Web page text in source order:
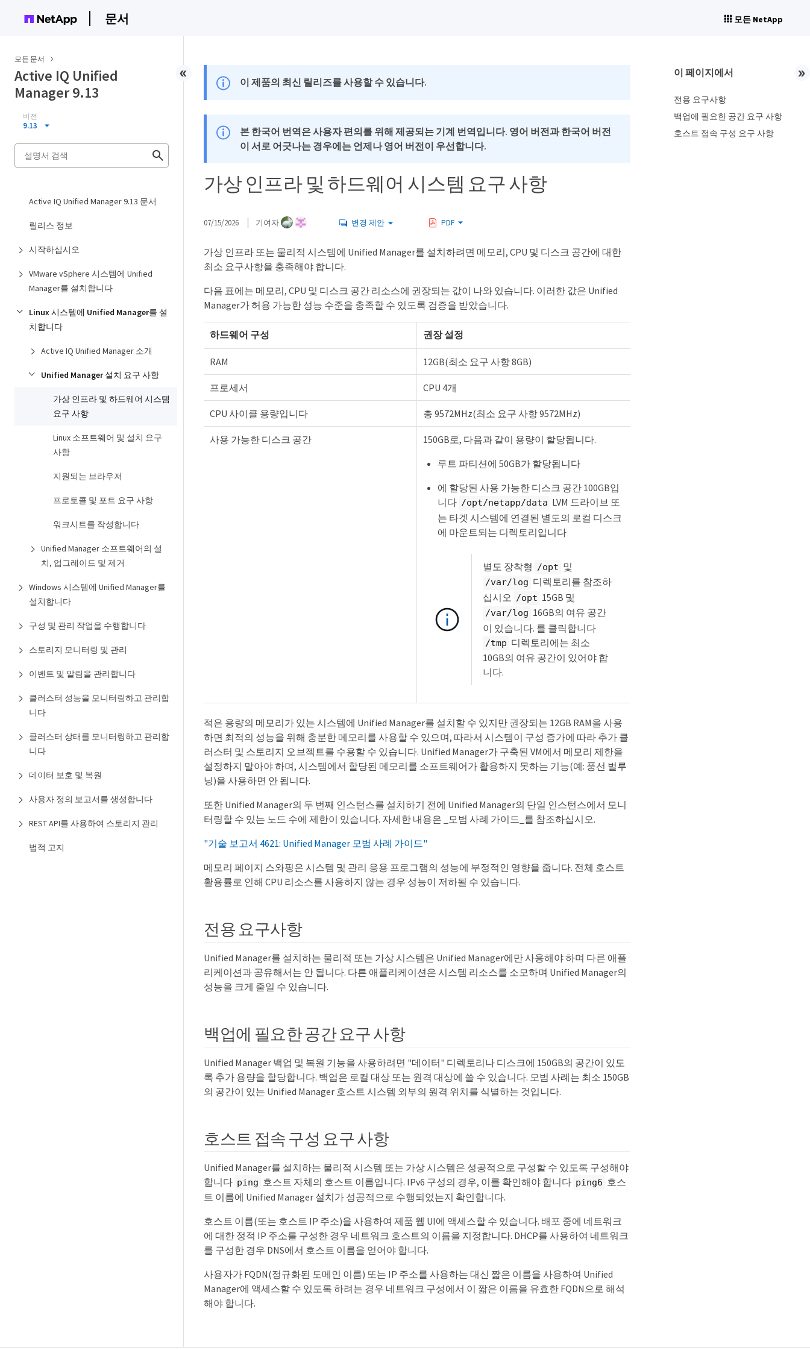
문서 모든 NetApp
모든 문서
Active IQ Unified
Manager 9.13
버전
9.13
Active IQ Unified Manager 9.13 문서
릴리스 정보
시작하십시오
VMware vSphere 시스템에 Unified
Manager를 설치합니다
Linux 시스템에 Unified Manager를 설
치합니다
Active IQ Unified Manager 소개
Unified Manager 설치 요구 사항
가상 인프라 및 하드웨어 시스템
요구 사항
Linux 소프트웨어 및 설치 요구
사항
지원되는 브라우저
프로토콜 및 포트 요구 사항
워크시트를 작성합니다
Unified Manager 소프트웨어의 설
치, 업그레이드 및 제거
Windows 시스템에 Unified Manager를
설치합니다
구성 및 관리 작업을 수행합니다
스토리지 모니터링 및 관리
이벤트 및 알림을 관리합니다
클러스터 성능을 모니터링하고 관리합
니다
클러스터 상태를 모니터링하고 관리합
니다
데이터 보호 및 복원
사용자 정의 보고서를 생성합니다
REST API를 사용하여 스토리지 관리
법적 고지
이 제품의 최신 릴리즈를 사용할 수 있습니다.
본 한국어 번역은 사용자 편의를 위해 제공되는 기계 번역입니다. 영어 버전과 한국어 버전
이 서로 어긋나는 경우에는 언제나 영어 버전이 우선합니다.
가상 인프라 및 하드웨어 시스템 요구 사항
07/15/2026 기여자 변경 제안 PDF
가상 인프라 또는 물리적 시스템에 Unified Manager를 설치하려면 메모리, CPU 및 디스크 공간에 대한
최소 요구사항을 충족해야 합니다.
다음 표에는 메모리, CPU 및 디스크 공간 리소스에 권장되는 값이 나와 있습니다. 이러한 값은 Unified
Manager가 허용 가능한 성능 수준을 충족할 수 있도록 검증을 받았습니다.
하드웨어 구성 권장 설정
RAM 12GB(최소 요구 사항 8GB)
프로세서 CPU 4개
CPU 사이클 용량입니다 총 9572MHz(최소 요구 사항 9572MHz)
사용 가능한 디스크 공간
150GB로, 다음과 같이 용량이 할당됩니다.
루트 파티션에 50GB가 할당됩니다
에 할당된 사용 가능한 디스크 공간 100GB입
니다 /opt/netapp/data LVM 드라이브 또
는 타겟 시스템에 연결된 별도의 로컬 디스크
에 마운트되는 디렉토리입니다
별도 장착형 /opt 및
/var/log 디렉토리를 참조하
십시오 /opt 15GB 및
/var/log 16GB의 여유 공간
이 있습니다. 를 클릭합니다
/tmp 디렉토리에는 최소
10GB의 여유 공간이 있어야 합
니다.
적은 용량의 메모리가 있는 시스템에 Unified Manager를 설치할 수 있지만 권장되는 12GB RAM을 사용
하면 최적의 성능을 위해 충분한 메모리를 사용할 수 있으며, 따라서 시스템이 구성 증가에 따라 추가 클
러스터 및 스토리지 오브젝트를 수용할 수 있습니다. Unified Manager가 구축된 VM에서 메모리 제한을
설정하지 말아야 하며, 시스템에서 할당된 메모리를 소프트웨어가 활용하지 못하는 기능(예: 풍선 벌루
닝)을 사용하면 안 됩니다.
또한 Unified Manager의 두 번째 인스턴스를 설치하기 전에 Unified Manager의 단일 인스턴스에서 모니
터링할 수 있는 노드 수에 제한이 있습니다. 자세한 내용은 _모범 사례 가이드_를 참조하십시오.
"기술 보고서 4621: Unified Manager 모범 사례 가이드"
메모리 페이지 스와핑은 시스템 및 관리 응용 프로그램의 성능에 부정적인 영향을 줍니다. 전체 호스트
활용률로 인해 CPU 리소스를 사용하지 않는 경우 성능이 저하될 수 있습니다.
전용 요구사항
Unified Manager를 설치하는 물리적 또는 가상 시스템은 Unified Manager에만 사용해야 하며 다른 애플
리케이션과 공유해서는 안 됩니다. 다른 애플리케이션은 시스템 리소스를 소모하며 Unified Manager의
성능을 크게 줄일 수 있습니다.
백업에 필요한 공간 요구 사항
Unified Manager 백업 및 복원 기능을 사용하려면 "데이터" 디렉토리나 디스크에 150GB의 공간이 있도
록 추가 용량을 할당합니다. 백업은 로컬 대상 또는 원격 대상에 쓸 수 있습니다. 모범 사례는 최소 150GB
의 공간이 있는 Unified Manager 호스트 시스템 외부의 원격 위치를 식별하는 것입니다.
호스트 접속 구성 요구 사항
Unified Manager를 설치하는 물리적 시스템 또는 가상 시스템은 성공적으로 구성할 수 있도록 구성해야
합니다 ping 호스트 자체의 호스트 이름입니다. IPv6 구성의 경우, 이를 확인해야 합니다 ping6 호스
트 이름에 Unified Manager 설치가 성공적으로 수행되었는지 확인합니다.
호스트 이름(또는 호스트 IP 주소)을 사용하여 제품 웹 UI에 액세스할 수 있습니다. 배포 중에 네트워크
에 대한 정적 IP 주소를 구성한 경우 네트워크 호스트의 이름을 지정합니다. DHCP를 사용하여 네트워크
를 구성한 경우 DNS에서 호스트 이름을 얻어야 합니다.
사용자가 FQDN(정규화된 도메인 이름) 또는 IP 주소를 사용하는 대신 짧은 이름을 사용하여 Unified
Manager에 액세스할 수 있도록 하려는 경우 네트워크 구성에서 이 짧은 이름을 유효한 FQDN으로 해석
해야 합니다.
이 페이지에서
전용 요구사항
백업에 필요한 공간 요구 사항
호스트 접속 구성 요구 사항